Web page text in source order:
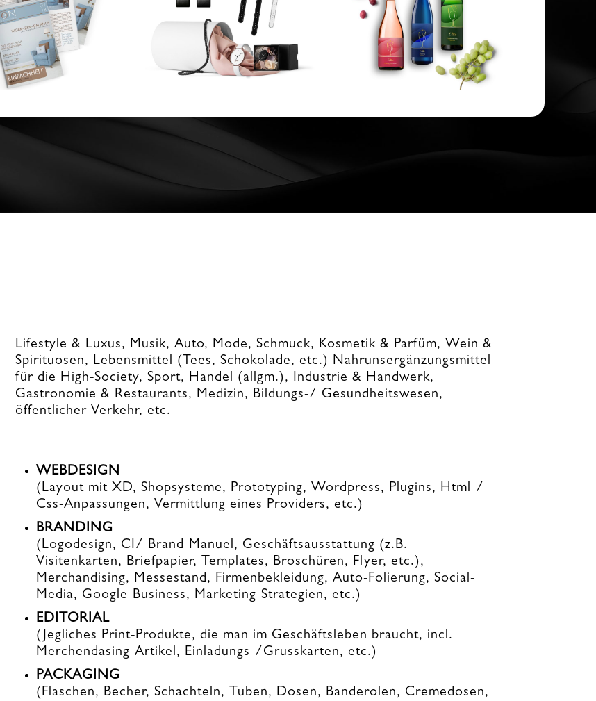
Lifestyle & Luxus, Musik, Auto, Mode, Schmuck, Kosmetik & Parfüm, Wein &
Spirituosen, Lebensmittel (Tees, Schokolade, etc.) Nahrunsergänzungsmittel
für die High-Society, Sport, Handel (allgm.), Industrie & Handwerk,
Gastronomie & Restaurants, Medizin, Bildungs-/ Gesundheitswesen,
öffentlicher Verkehr, etc.
WEBDESIGN
(Layout mit XD, Shopsysteme, Prototyping, Wordpress, Plugins, Html-/
Css-Anpassungen, Vermittlung eines Providers, etc.)
BRANDING
(Logodesign, CI/ Brand-Manuel, Geschäftsausstattung (z.B.
Visitenkarten, Briefpapier, Templates, Broschüren, Flyer, etc.),
Merchandising, Messestand, Firmenbekleidung, Auto-Folierung, Social-
Media, Google-Business, Marketing-Strategien, etc.)
EDITORIAL
(Jegliches Print-Produkte, die man im Geschäftsleben braucht, incl.
Merchendasing-Artikel, Einladungs-/Grusskarten, etc.)
PACKAGING
(Flaschen, Becher, Schachteln, Tuben, Dosen, Banderolen, Cremedosen,